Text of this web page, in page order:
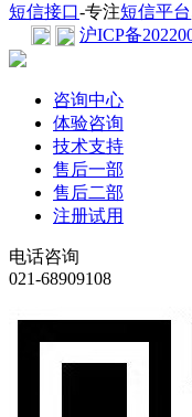
短信接口-专注短信平台
沪ICP备
咨询中心
体验咨询
技术支持
售后一部
售后二部
注册试用
电话咨询
021-68909108